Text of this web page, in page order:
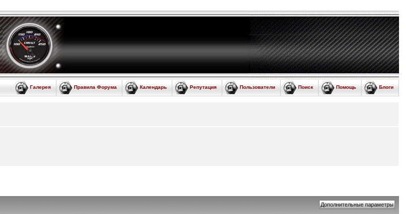
Блоги
Помощь
Поиск
Пользователи
Репутация
Календарь
Правила Форума
Галерея